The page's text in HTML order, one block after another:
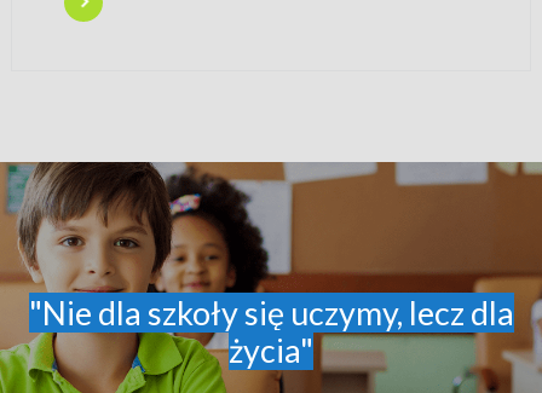
"Nie dla szkoły się uczymy, lecz dla
życia"